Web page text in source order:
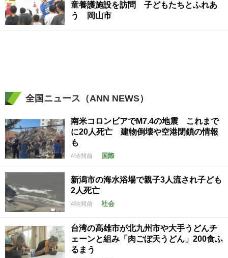
童養護施設を訪問 子どもたちとふれあ
う 岡山市
全国ニュース（ANN NEWS）
南米コロンビアでM7.4の地震 これまで
に20人死亡 建物倒壊や空港閉鎖の情報
も
4時間前 国際
新潟市の海水浴場で親子3人流され子ども
2人死亡
4時間前 社会
台湾の高雄市が北九州市や大手うどんチ
ェーンと組み「肉ごぼ天うどん」200食ふ
るまう